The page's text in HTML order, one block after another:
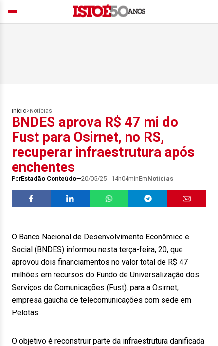
Início> Notícias
BNDES aprova R$ 47 mi do
Fust para Osirnet, no RS,
recuperar infraestrutura após
enchentes
PorEstadão Conteúdo 20/05/25 - 14h04minEmNotícias
O Banco Nacional de Desenvolvimento Econômico e
Social (BNDES) informou nesta terça-feira, 20, que
aprovou dois financiamentos no valor total de R$ 47
milhões em recursos do Fundo de Universalização dos
Serviços de Comunicações (Fust), para a Osirnet,
empresa gaúcha de telecomunicações com sede em
Pelotas.
O objetivo é reconstruir parte da infraestrutura danificada